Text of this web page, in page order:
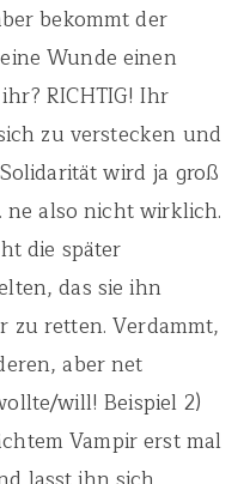
bekommt der
Wunde einen
RICHTIG! Ihr
zu verstecken und
wird ja groß
ne also nicht wirklich.
die später
das sie ihn
zu retten. Verdammt,
aber net
will! Beispiel 2)
Vampir erst mal